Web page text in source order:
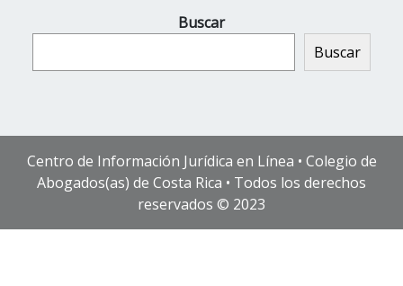
Buscar
Buscar
Centro de Información Jurídica en Línea • Colegio de
Abogados(as) de Costa Rica • Todos los derechos
reservados © 2023